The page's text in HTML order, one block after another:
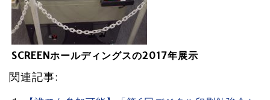
SCREENホールディングスの2017年展示
関連記事: